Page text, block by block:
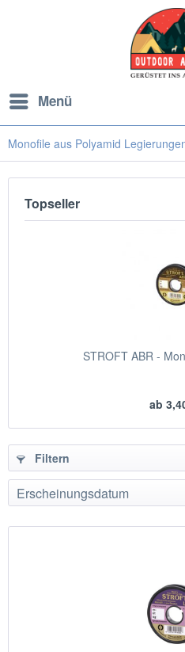
Menü
Monofile aus Polyamid
Topseller
STROFT ABR -
ab
Filtern